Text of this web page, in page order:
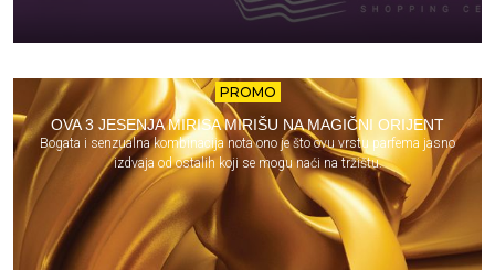
PROMO
OVA 3 JESENJA MIRISA MIRIŠU NA MAGIČNI ORIJENT
Bogata i senzualna kombinacija nota ono je što ovu vrstu parfema jasno
izdvaja od ostalih koji se mogu naći na tržištu.